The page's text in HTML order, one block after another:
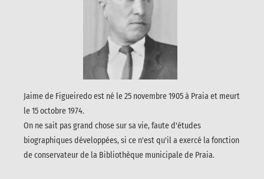
Jaime de Figueiredo est né le 25 novembre 1905 à Praia et meurt
le 15 octobre 1974.
On ne sait pas grand chose sur sa vie, faute d'études
biographiques développées, si ce n'est qu'il a exercé la fonction
de conservateur de la Bibliothèque municipale de Praia.